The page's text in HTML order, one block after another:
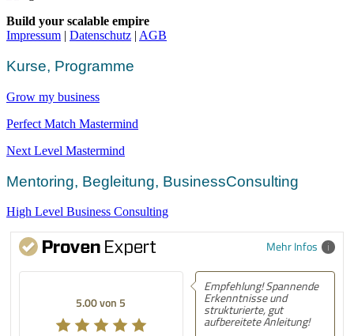
Build your scalable empire
Impressum | Datenschutz | AGB
Kurse, Programme
Grow my business
Perfect Match Mastermind
Next Level Mastermind
Mentoring, Begleitung, BusinessConsulting
High Level Business Consulting
Mehr Infos
5.00 von 5
Empfehlung! Spannende
Erkenntnisse und
strukturierte, gut
aufbereitete Anleitung!